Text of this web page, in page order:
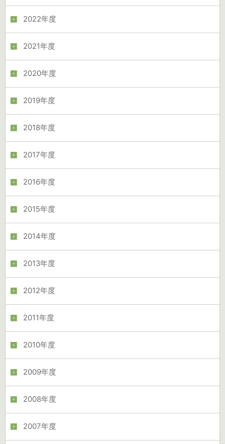
2022年度
2021年度
2020年度
2019年度
2018年度
2017年度
2016年度
2015年度
2014年度
2013年度
2012年度
2011年度
2010年度
2009年度
2008年度
2007年度